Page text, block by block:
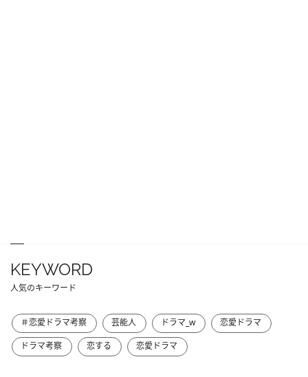
KEYWORD
人気のキーワード
＃恋愛ドラマ考察 芸能人 ドラマ_w
恋愛ドラマ
ドラマ考察
恋する 恋愛ドラマ